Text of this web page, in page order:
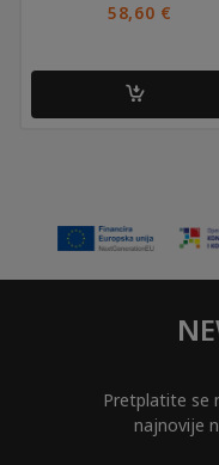
58,60 €
Pretplatite se
najnovije